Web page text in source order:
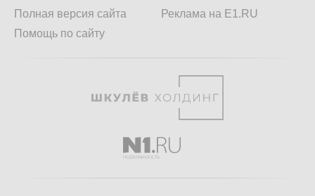
Полная версия сайта
Помощь по сайту
Реклама на E1.RU